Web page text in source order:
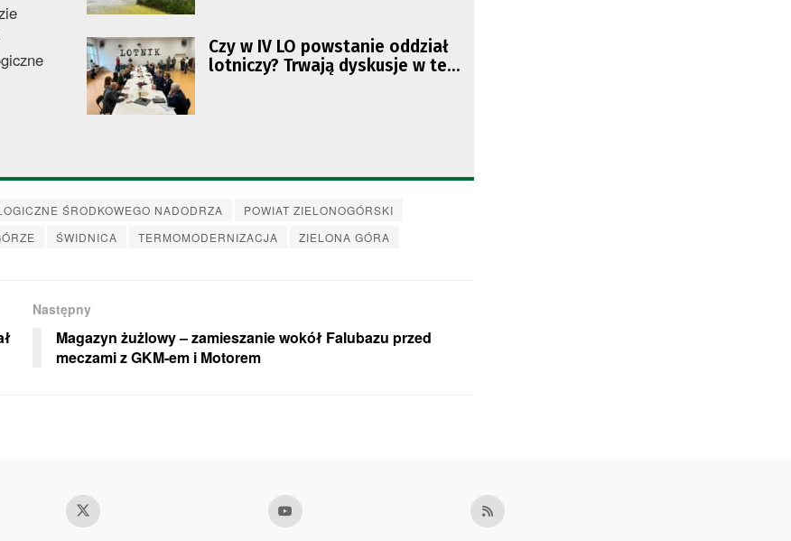
Czy w IV LO powstanie oddział
lotniczy? Trwają dyskusje w tej
ŚRODKOWEGO NADODRZA
POWIAT ZIELONOGÓRSKI
ŚWIDNICA TERMOMODERNIZACJA ZIELONA GÓRA
Następny
Magazyn żużlowy – zamieszanie wokół Falubazu przed
meczami z GKM-em i Motorem